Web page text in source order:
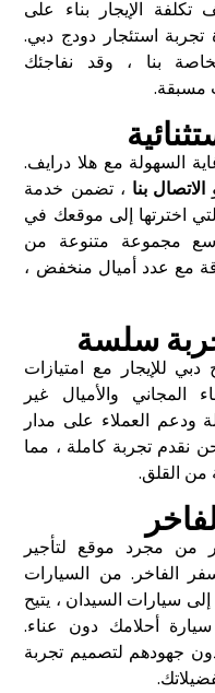
الإيجار بناء على
تجربة استئجار دودج دبي.
بنا ، وقد نفاجئك
مسبقة.
السهولة مع هلا درايف.
الاتصال بنا ، تضمن خدمة
اخترتها إلى موقعك في
مجموعة متنوعة من
مع عدد أميال منخفض ،
سلسة
دبي للإيجار مع امتيازات
المجاني والأميال غير
ودعم العملاء على مدار
نقدم تجربة كاملة ، مما
القلق.
من مجرد موقع لتأجير
الفاخر. من السيارات
سيارات السيدان ، يتيح
أحلامك دون عناء.
جهودهم لتصميم تجربة